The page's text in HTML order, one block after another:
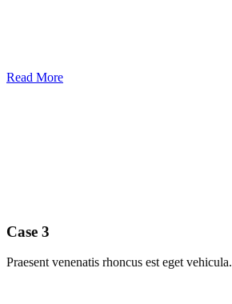
Read More
Case 3
Praesent venenatis rhoncus est eget vehicula.